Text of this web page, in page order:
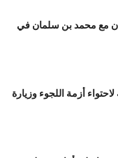
مع محمد بن سلمان في
لاحتواء أزمة اللجوء وزيارة